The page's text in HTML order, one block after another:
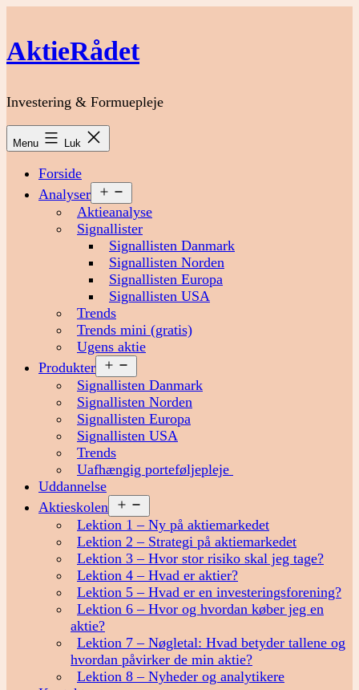
indhold
AktieRådet
Investering & Formuepleje
Menu Luk
Forside
Analyser
menu
Aktieanalyse
Signallister
Signallisten Danmark
Signallisten Norden
Signallisten Europa
Signallisten USA
Trends
Trends mini (gratis)
Ugens aktie
Produkter
menu
Signallisten Danmark
Signallisten Norden
Signallisten Europa
Signallisten USA
Trends
Uafhængig porteføljepleje
Uddannelse
Aktieskolen
menu
Lektion 1 – Ny på aktiemarkedet
Lektion 2 – Strategi på aktiemarkedet
Lektion 3 – Hvor stor risiko skal jeg tage?
Lektion 4 – Hvad er aktier?
Lektion 5 – Hvad er en investeringsforening?
Lektion 6 – Hvor og hvordan køber jeg en
aktie?
Lektion 7 – Nøgletal: Hvad betyder tallene og
hvordan påvirker de min aktie?
Lektion 8 – Nyheder og analytikere